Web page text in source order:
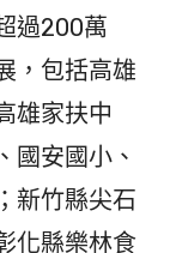
過200萬
，包括高雄
雄家扶中
國安國小、
新竹縣尖石
化縣樂林食